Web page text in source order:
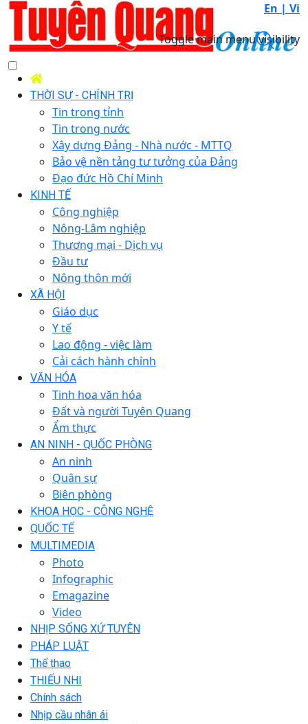
En | Vi
Toggle main menu visibility
THỜI SỰ - CHÍNH TRỊ
Tin trong tỉnh
Tin trong nước
Xây dựng Đảng - Nhà nước - MTTQ
Bảo vệ nền tảng tư tưởng của Đảng
Đạo đức Hồ Chí Minh
KINH TẾ
Công nghiệp
Nông-Lâm nghiệp
Thương mại - Dịch vụ
Đầu tư
Nông thôn mới
XÃ HỘI
Giáo dục
Y tế
Lao động - việc làm
Cải cách hành chính
VĂN HÓA
Tinh hoa văn hóa
Đất và người Tuyên Quang
Ẩm thực
AN NINH - QUỐC PHÒNG
An ninh
Quân sự
Biên phòng
KHOA HỌC - CÔNG NGHỆ
QUỐC TẾ
MULTIMEDIA
Photo
Infographic
Emagazine
Video
NHỊP SỐNG XỨ TUYÊN
PHÁP LUẬT
Thể thao
THIẾU NHI
Chính sách
Nhịp cầu nhân ái